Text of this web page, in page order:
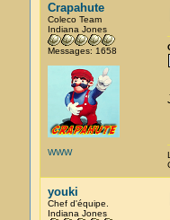
Crapahute
Coleco Team
Indiana Jones
Messages: 1658
WWW
youki
Chef d'équipe.
Indiana Jones